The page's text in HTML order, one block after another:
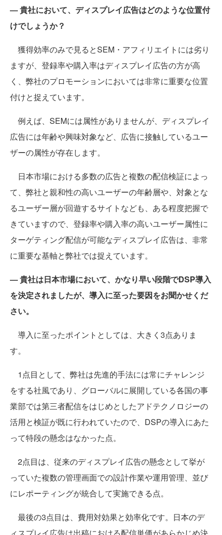
― 貴社において、ディスプレイ広告はどのような位置付
けでしょうか？
獲得効率のみで見るとSEM・アフィリエイトには劣り
ますが、登録率や購入率はディスプレイ広告の方が高
く、弊社のプロモーションにおいては非常に重要な位置
付けと捉えています。
例えば、SEMには属性がありませんが、ディスプレイ
広告には年齢や興味対象など、広告に接触しているユー
ザーの属性が存在します。
日本市場における多数の広告と複数の配信検証によっ
て、弊社と親和性の高いユーザーの年齢層や、対象とな
るユーザー層が回遊するサイトなども、ある程度把握で
きていますので、登録率や購入率の高いユーザー属性に
ターゲティング配信が可能なディスプレイ広告は、非常
に重要な基軸と弊社では捉えています。
― 貴社は日本市場において、かなり早い段階でDSP導入
を決定されましたが、導入に至った要因をお聞かせくだ
さい。
導入に至ったポイントとしては、大きく3点ありま
す。
1点目として、弊社は先進的手法には常にチャレンジ
をする社風であり、グローバルに展開している各国の事
業部では第三者配信をはじめとしたアドテクノロジーの
活用と検証が既に行われていたので、DSPの導入にあた
って特段の懸念はなかった点。
2点目は、従来のディスプレイ広告の懸念として挙が
っていた複数の管理画面での設計作業や運用管理、並び
にレポーティングが統合して実施できる点。
最後の3点目は、費用対効果と効率化です。日本のデ